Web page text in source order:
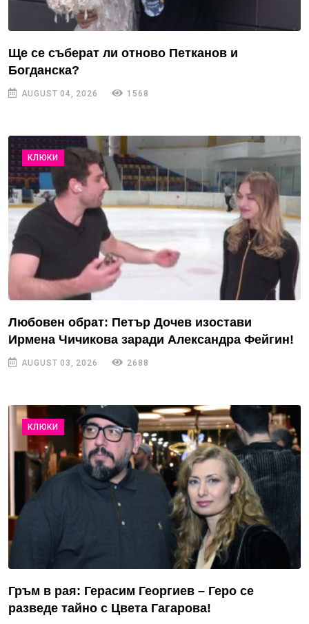
Ще се съберат ли отново Петканов и
Богданска?
AUGUST 04, 2026 1568
КЛЮКИ
Любовен обрат: Петър Дочев изостави
Ирмена Чичикова заради Александра Фейгин!
AUGUST 03, 2026 2688
КЛЮКИ
Гръм в рая: Герасим Георгиев – Геро се
разведе тайно с Цвета Гагарова!